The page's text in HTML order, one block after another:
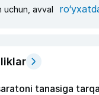
uchun, avval
tanasiga